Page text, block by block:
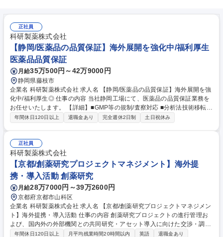
正社員
科研製薬株式会社
【静岡/医薬品の品質保証】海外展開を強化中/福利厚生
医薬品品質保証
月給35万500円～42万9000円
静岡県藤枝市
企業名 科研製薬株式会社 求人名 【静岡/医薬品の品質保証】海外展開を強
化中/福利厚生◎ 仕事の内容 当社静岡工場にて、医薬品の品質保証業務を
お任せいたします。 【詳細】■GMP等の規制/査察対応 ■分析法技術移転の
移転先としての業務 ■試験検査に関わる記録類の作成/確認/承認 ■各種安定
推進 ■試験検査機器の維持管理 募集職種 【静岡/医薬品の品質保証】海外
展開を強化中/福利厚生◎
年間休日120日以上 退職金あり 完全週休2日制 土日祝休み
正社員
科研製薬株式会社
【京都/創薬研究プロジェクトマネジメント】海外提
携・導入活動 創薬研究
月給28万7000円～39万2600円
京都府京都市山科区
企業名 科研製薬株式会社 求人名 【京都/創薬研究プロジェクトマネジメン
ト】海外提携・導入活動 仕事の内容 創薬研究プロジェクトの進行管理お
よび、国内外の外部機関との共同研究・アセット導入に向けた交渉・調整
業務を担当します。新薬創出の司令塔として、開発の最上流工程をリード
年間休日120日以上 月平均残業時間20時間以内 英語
退職金あり